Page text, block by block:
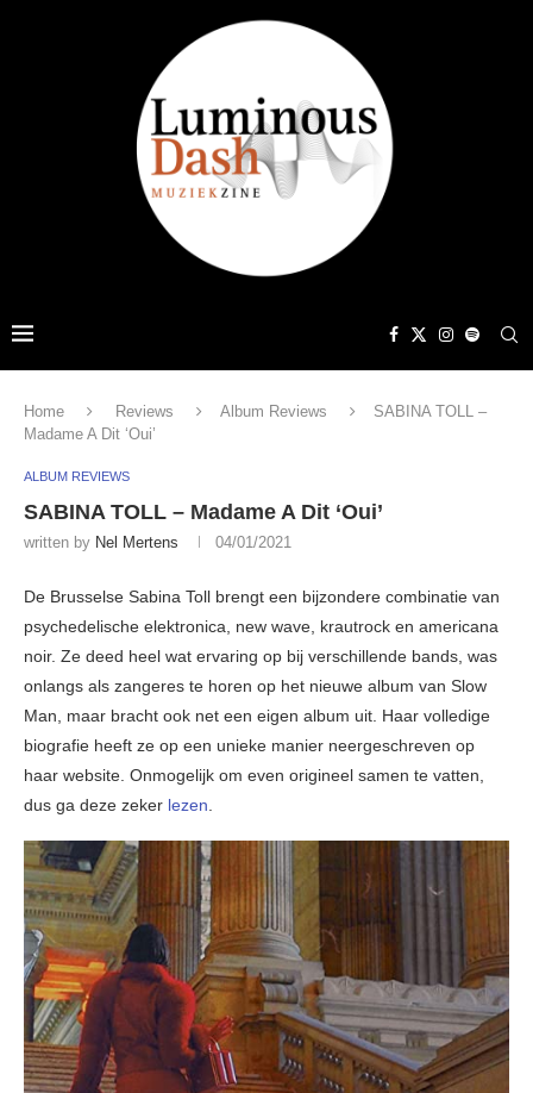
Home Reviews Album Reviews
SABINA TOLL –
Madame A Dit ‘Oui’
ALBUM REVIEWS
SABINA TOLL – Madame A Dit ‘Oui’
written by Nel Mertens 04/01/2021
De Brusselse Sabina Toll brengt een bijzondere combinatie van
psychedelische elektronica, new wave, krautrock en americana
noir. Ze deed heel wat ervaring op bij verschillende bands, was
onlangs als zangeres te horen op het nieuwe album van Slow
Man, maar bracht ook net een eigen album uit. Haar volledige
biografie heeft ze op een unieke manier neergeschreven op
haar website. Onmogelijk om even origineel samen te vatten,
dus ga deze zeker lezen.